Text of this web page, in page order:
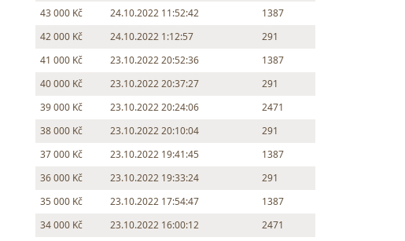
43 000 Kč
24.10.2022 11:52:42
1387
42 000 Kč
24.10.2022 1:12:57
291
41 000 Kč
23.10.2022 20:52:36
1387
40 000 Kč
23.10.2022 20:37:27
291
39 000 Kč
23.10.2022 20:24:06
2471
38 000 Kč
23.10.2022 20:10:04
291
37 000 Kč
23.10.2022 19:41:45
1387
36 000 Kč
23.10.2022 19:33:24
291
35 000 Kč
23.10.2022 17:54:47
1387
34 000 Kč
23.10.2022 16:00:12
2471